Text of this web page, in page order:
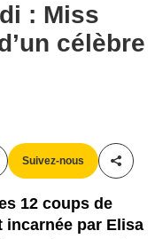
: Miss
célèbre
Suivez-nous
12 coups de
incarnée par Elisa